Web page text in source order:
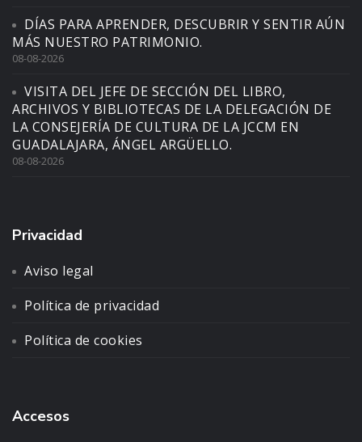
DÍAS PARA APRENDER, DESCUBRIR Y SENTIR AÚN
MÁS NUESTRO PATRIMONIO.
08-08-2026
VISITA DEL JEFE DE SECCIÓN DEL LIBRO,
ARCHIVOS Y BIBLIOTECAS DE LA DELEGACIÓN DE
LA CONSEJERÍA DE CULTURA DE LA JCCM EN
GUADALAJARA, ÁNGEL ARGÜELLO.
08-08-2026
Privacidad
Aviso legal
Política de privacidad
Política de cookies
Accesos